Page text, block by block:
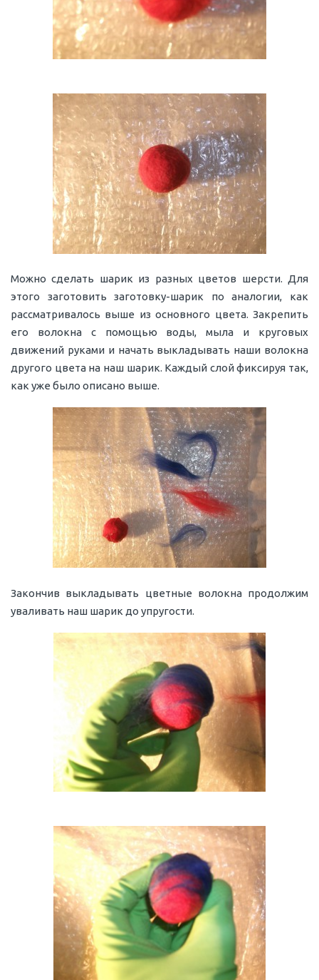
Можно сделать шарик из разных цветов шерсти. Для
этого заготовить заготовку-шарик по аналогии, как
рассматривалось выше из основного цвета. Закрепить
его волокна с помощью воды, мыла и круговых
движений руками и начать выкладывать наши волокна
другого цвета на наш шарик. Каждый слой фиксируя так,
как уже было описано выше.
Закончив выкладывать цветные волокна продолжим
уваливать наш шарик до упругости.